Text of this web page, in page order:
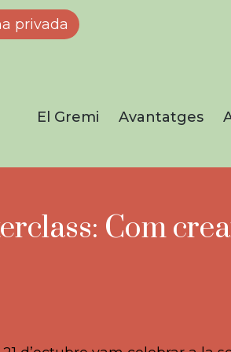
El Gremi Avantatges
privada
Com